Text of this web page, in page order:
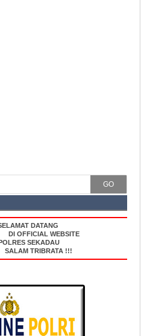
GO
SELAMAT DATANG
DI OFFICIAL WEBSITE
POLRES SEKADAU
SALAM TRIBRATA !!!